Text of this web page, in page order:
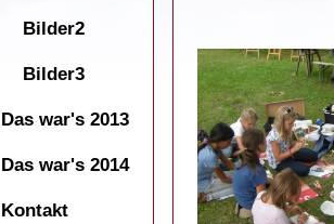
Bilder2
Bilder3
Das war's 2013
Das war's 2014
Kontakt